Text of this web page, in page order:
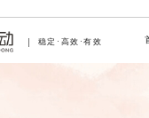
稳定·高效·有效